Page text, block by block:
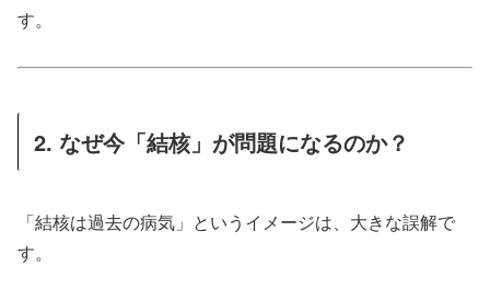
す。
2. なぜ今「結核」が問題になるのか？
「結核は過去の病気」というイメージは、大きな誤解で
す。